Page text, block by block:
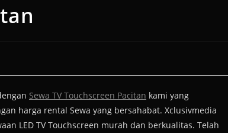
Sewa TV Touchscreen Pacitan kami yang
harga rental Sewa yang bersahabat. Xclusivmedia
LED TV Touchscreen murah dan berkualitas. Telah